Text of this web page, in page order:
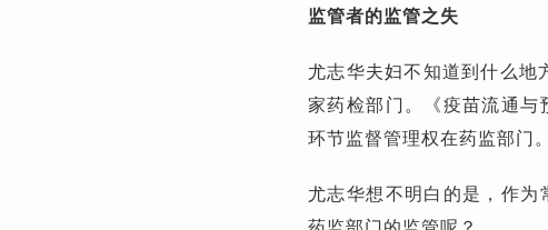
监管者的监管之失
尤志华夫妇不知道到什么地
家药检部门。《疫苗流通与
环节监督管理权在药监部门。
尤志华想不明白的是，作为